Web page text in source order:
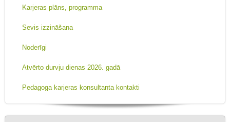
Karjeras plāns, programma
Sevis izzināšana
Noderīgi
Atvērto durvju dienas 2026. gadā
Pedagoga karjeras konsultanta kontakti